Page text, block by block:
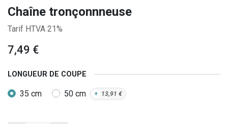
Chaîne tronçonnneuse
Tarif HTVA 21%
7,49 €
LONGUEUR DE COUPE
35 cm 50 cm + 13,91 €